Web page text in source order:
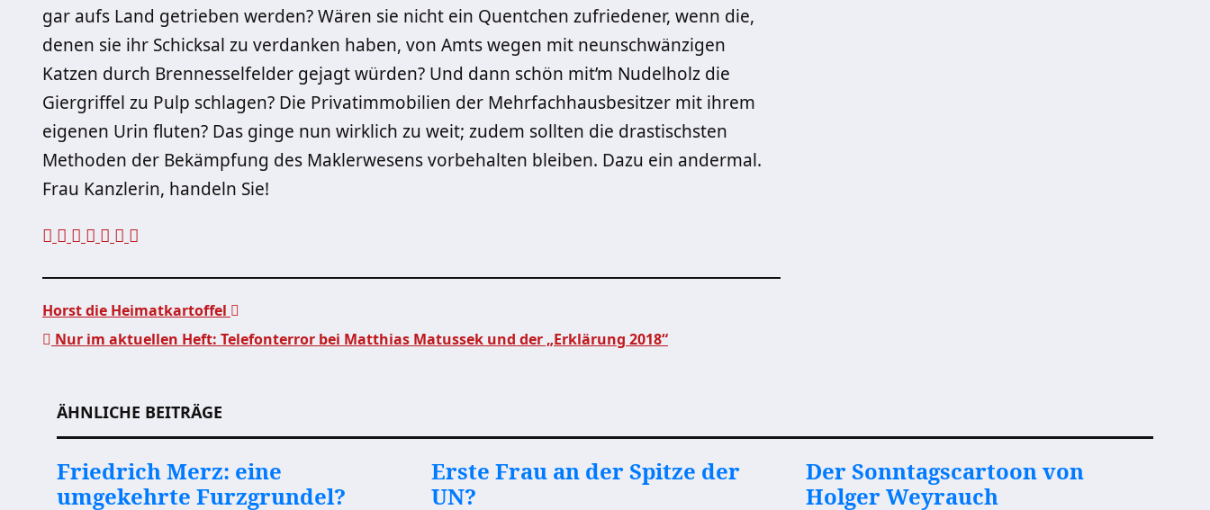
gar aufs Land getrieben werden? Wären sie nicht ein Quentchen zufriedener, wenn die,
denen sie ihr Schicksal zu verdanken haben, von Amts wegen mit neunschwänzigen
Katzen durch Brennesselfelder gejagt würden? Und dann schön mit’m Nudelholz die
Giergriffel zu Pulp schlagen? Die Privatimmobilien der Mehrfachhausbesitzer mit ihrem
eigenen Urin fluten? Das ginge nun wirklich zu weit; zudem sollten die drastischsten
Methoden der Bekämpfung des Maklerwesens vorbehalten bleiben. Dazu ein andermal.
Frau Kanzlerin, handeln Sie!
Horst die Heimatkartoffel
Nur im aktuellen Heft: Telefonterror bei Matthias Matussek und der „Erklärung 2018“
ÄHNLICHE BEITRÄGE
Friedrich Merz: eine
umgekehrte Furzgrundel?
Erste Frau an der Spitze der
UN?
Der Sonntagscartoon von
Holger Weyrauch